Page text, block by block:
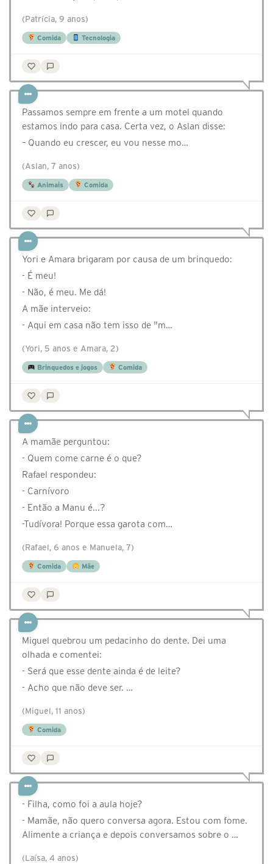
(Patrícia, 9 anos)
Comida Tecnologia
Passamos sempre em frente a um motel quando
estamos indo para casa. Certa vez, o Aslan disse:
– Quando eu crescer, eu vou nesse mo…
(Aslan, 7 anos)
Animais Comida
Yori e Amara brigaram por causa de um brinquedo:
- É meu!
- Não, é meu. Me dá!
A mãe interveio:
- Aqui em casa não tem isso de "m…
(Yori, 5 anos e Amara, 2)
Brinquedos e jogos Comida
A mamãe perguntou:
- Quem come carne é o que?
Rafael respondeu:
- Carnívoro
- Então a Manu é...?
-Tudívora! Porque essa garota com…
(Rafael, 6 anos e Manuela, 7)
Comida Mãe
Miguel quebrou um pedacinho do dente. Dei uma
olhada e comentei:
- Será que esse dente ainda é de leite?
- Acho que não deve ser. …
(Miguel, 11 anos)
Comida
- Filha, como foi a aula hoje?
- Mamãe, não quero conversa agora. Estou com fome.
Alimente a criança e depois conversamos sobre o …
(Laísa, 4 anos)